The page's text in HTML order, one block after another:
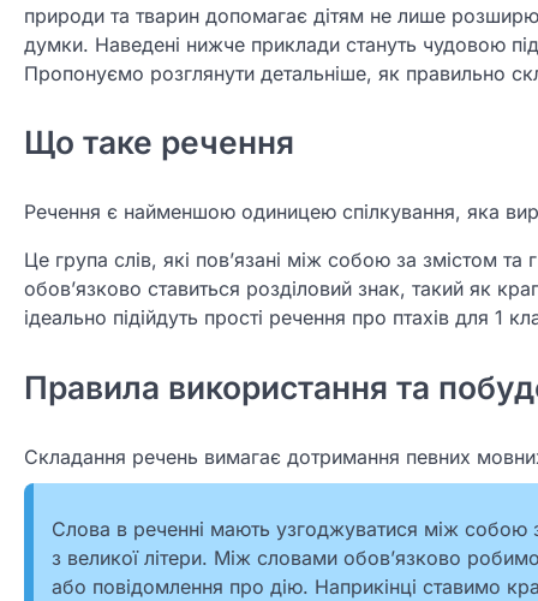
природи та тварин допомагає дітям не лише
думки. Наведені нижче приклади стануть чудовою
Пропонуємо розглянути детальніше, як правильно
Що таке речення
Речення є найменшою одиницею спілкування, яка
Це група слів, які пов’язані між собою за змістом
обов’язково ставиться розділовий знак, такий як
ідеально підійдуть прості речення про птахів для 1
Правила використання та
Складання речень вимагає дотримання певних
Слова в реченні мають узгоджуватися між
з великої літери. Між словами обов’язково
або повідомлення про дію. Наприкінці ставимо